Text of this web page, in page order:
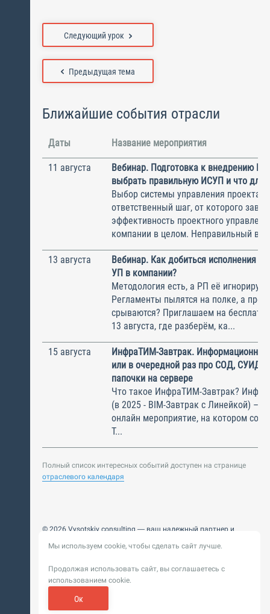
Предыдущая тема
Следующий урок
Ближайшие события отрасли
Даты Название мероприятия
11 августа
Вебинар. Подготовка к внедрению
выбрать правильную ИСУП и что для
Выбор системы управления
ответственный шаг, от которого
эффективность проектного
компании в целом. Неправильный
13 августа
Вебинар. Как добиться исполнения
УП в компании?
Методология есть, а РП её
Регламенты пылятся на полке, а
срываются? Приглашаем на
13 августа, где разберём, ка...
15 августа
ИнфраТИМ-Завтрак.
или в очередной раз про СОД, СУИД и
папочки на сервере
Что такое ИнфраТИМ-Завтрак?
(в 2025 - BIM-Завтрак с Линейкой) –
онлайн мероприятие, на котором
Т...
Полный список интересных событий доступен на странице
отраслевого календаря
© 2026 Vysotskiy consulting — ваш надежный партнер и
Цифровизация, BIM, ИИ. Внедряем и оптимизируем
Пользовательское
соглашение
Политика обработки персональных
данных
Разработка сайта —
Мы используем cookie, чтобы сделать сайт лучше.
Продолжая использовать сайт, вы соглашаетесь с
использованием cookie.
Ок